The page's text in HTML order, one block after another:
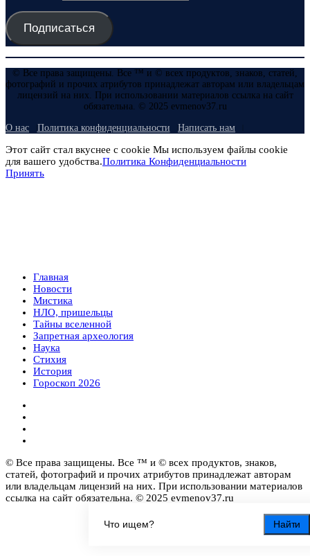
Найти
Подписаться
© Все права защищены. Все ™ и © всех продуктов, знаков, статей,
фотографий и прочих атрибутов принадлежат авторам или владельцам
лицензий на них. При использовании материалов ссылка на сайт
обязательна. © 2025 evmenov37.ru
О нас Политика конфиденциальности Написать нам
Этот сайт стал вкуснее с cookie Мы используем файлы cookie
для вашего удобства.Политика Конфиденциальности
Принять
Главная
Новости
Мистика
НЛО, пришельцы
Тайны вселенной
Запретная археология
Наука
Стихия
История
Гороскоп 2026
© Все права защищены. Все ™ и © всех продуктов, знаков,
статей, фотографий и прочих атрибутов принадлежат авторам
или владельцам лицензий на них. При использовании материалов
ссылка на сайт обязательна. © 2025 evmenov37.ru